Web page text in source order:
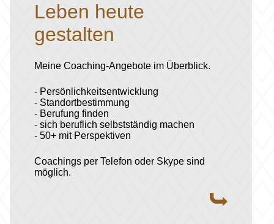
Leben heute
gestalten
Meine Coaching-Angebote im Überblick.
- Persönlichkeitsentwicklung
- Standortbestimmung
- Berufung finden
- sich beruflich selbstständig machen
- 50+ mit Perspektiven
Coachings per Telefon oder Skype sind
möglich.